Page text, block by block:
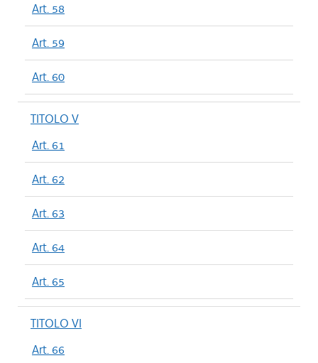
Art. 58
Art. 59
Art. 60
TITOLO V
Art. 61
Art. 62
Art. 63
Art. 64
Art. 65
TITOLO VI
Art. 66